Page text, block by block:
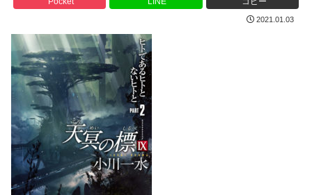
2021.01.03